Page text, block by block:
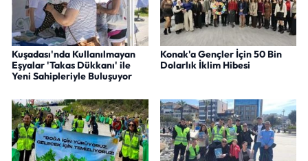
Kuşadası'nda Kullanılmayan
Eşyalar 'Takas Dükkanı' ile
Yeni Sahipleriyle Buluşuyor
Konak'a Gençler İçin 50 Bin
Dolarlık İklim Hibesi